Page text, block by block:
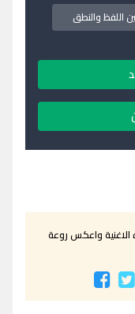
واعكس روعة